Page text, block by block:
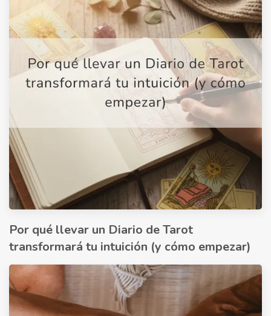
Por qué llevar un Diario de Tarot
transformará tu intuición (y cómo empezar)